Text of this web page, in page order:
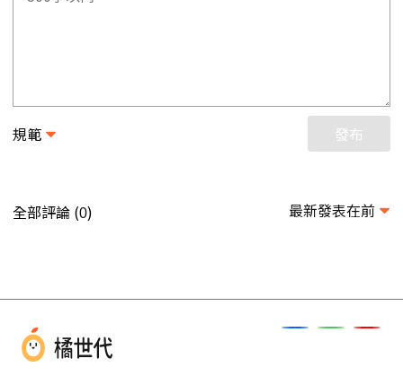
規範 發布
全部評論 (0) 最新發表在前